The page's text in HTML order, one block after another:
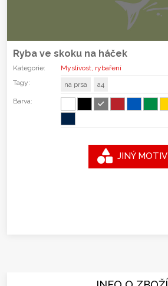
Ryba ve skoku na háček
Kategorie:
Myslivost, rybaření
Tagy:
na prsa
a4
Barva:
JINÝ MOTIV